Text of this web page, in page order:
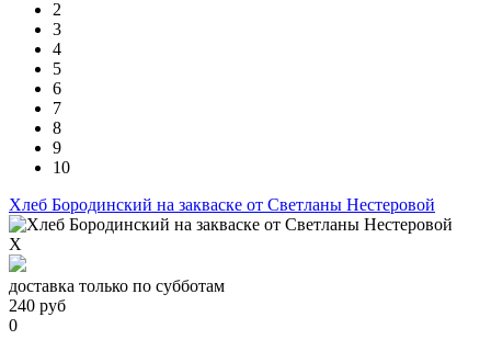
2
3
4
5
6
7
8
9
10
Хлеб Бородинский на закваске от Светланы Нестеровой
X
доставка только по субботам
240 руб
0